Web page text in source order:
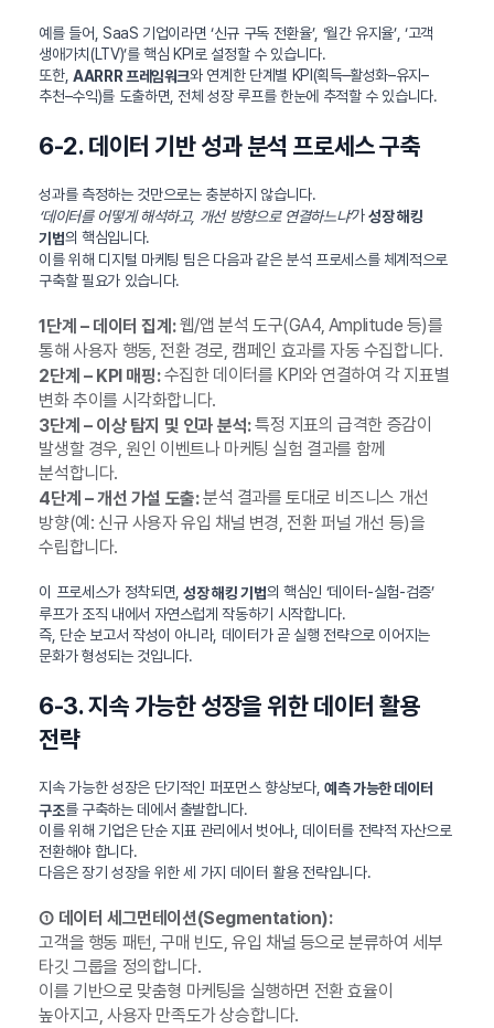
예를 들어, SaaS 기업이라면 ‘신규 구독 전환율’, ‘월간 유지율’, ‘고객
생애가치(LTV)’를 핵심 KPI로 설정할 수 있습니다.
또한, AARRR 프레임워크와 연계한 단계별 KPI(획득–활성화–유지–
추천–수익)를 도출하면, 전체 성장 루프를 한눈에 추적할 수 있습니다.
6-2. 데이터 기반 성과 분석 프로세스 구축
성과를 측정하는 것만으로는 충분하지 않습니다.
‘데이터를 어떻게 해석하고, 개선 방향으로 연결하느냐’가성장 해킹
기법의 핵심입니다.
이를 위해 디지털 마케팅 팀은 다음과 같은 분석 프로세스를 체계적으로
구축할 필요가 있습니다.
1단계 – 데이터 집계:웹/앱 분석 도구(GA4, Amplitude 등)를
통해 사용자 행동, 전환 경로, 캠페인 효과를 자동 수집합니다.
2단계 – KPI 매핑:수집한 데이터를 KPI와 연결하여 각 지표별
변화 추이를 시각화합니다.
3단계 – 이상 탐지 및 인과 분석:특정 지표의 급격한 증감이
발생할 경우, 원인 이벤트나 마케팅 실험 결과를 함께
분석합니다.
4단계 – 개선 가설 도출:분석 결과를 토대로 비즈니스 개선
방향(예: 신규 사용자 유입 채널 변경, 전환 퍼널 개선 등)을
수립합니다.
이 프로세스가 정착되면,성장 해킹 기법의 핵심인 ‘데이터-실험-검증’
루프가 조직 내에서 자연스럽게 작동하기 시작합니다.
즉, 단순 보고서 작성이 아니라, 데이터가 곧 실행 전략으로 이어지는
문화가 형성되는 것입니다.
6-3. 지속 가능한 성장을 위한 데이터 활용
전략
지속 가능한 성장은 단기적인 퍼포먼스 향상보다, 예측 가능한 데이터
구조를 구축하는 데에서 출발합니다.
이를 위해 기업은 단순 지표 관리에서 벗어나, 데이터를 전략적 자산으로
전환해야 합니다.
다음은 장기 성장을 위한 세 가지 데이터 활용 전략입니다.
① 데이터 세그먼테이션(Segmentation):
고객을 행동 패턴, 구매 빈도, 유입 채널 등으로 분류하여 세부
타깃 그룹을 정의합니다.
이를 기반으로 맞춤형 마케팅을 실행하면 전환 효율이
높아지고, 사용자 만족도가 상승합니다.